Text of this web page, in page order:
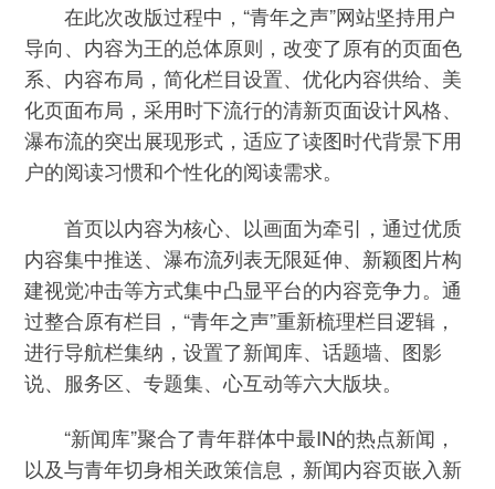
在此次改版过程中，“青年之声”网站坚持用户
导向、内容为王的总体原则，改变了原有的页面色
系、内容布局，简化栏目设置、优化内容供给、美
化页面布局，采用时下流行的清新页面设计风格、
瀑布流的突出展现形式，适应了读图时代背景下用
户的阅读习惯和个性化的阅读需求。
首页以内容为核心、以画面为牵引，通过优质
内容集中推送、瀑布流列表无限延伸、新颖图片构
建视觉冲击等方式集中凸显平台的内容竞争力。通
过整合原有栏目，“青年之声”重新梳理栏目逻辑，
进行导航栏集纳，设置了新闻库、话题墙、图影
说、服务区、专题集、心互动等六大版块。
“新闻库”聚合了青年群体中最IN的热点新闻，
以及与青年切身相关政策信息，新闻内容页嵌入新